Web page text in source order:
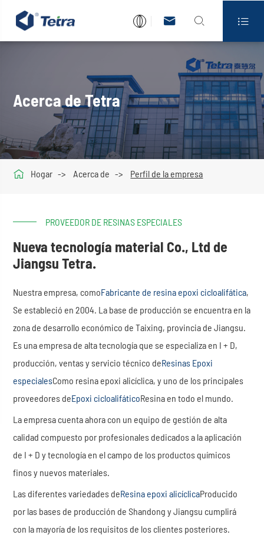
  
Acerca de Tetra
 Hogar Acerca de Perfil de la empresa
PROVEEDOR DE RESINAS ESPECIALES
Nueva tecnología material Co., Ltd de
Jiangsu Tetra.
Nuestra empresa, comoFabricante de resina epoxi cicloalifática,
Se estableció en 2004. La base de producción se encuentra en la
zona de desarrollo económico de Taixing, provincia de Jiangsu.
Es una empresa de alta tecnología que se especializa en I + D,
producción, ventas y servicio técnico deResinas Epoxi
especialesComo resina epoxi alicíclica, y uno de los principales
proveedores deEpoxi cicloalifáticoResina en todo el mundo.
La empresa cuenta ahora con un equipo de gestión de alta
calidad compuesto por profesionales dedicados a la aplicación
de I + D y tecnología en el campo de los productos químicos
finos y nuevos materiales.
Las diferentes variedades deResina epoxi alicíclicaProducido
por las bases de producción de Shandong y Jiangsu cumplirá
con la mayoría de los requisitos de los clientes posteriores.